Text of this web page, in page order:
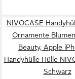
NIVOCASE
Ornamente
Beauty, Apple
Handyhülle Hülle
Schwarz